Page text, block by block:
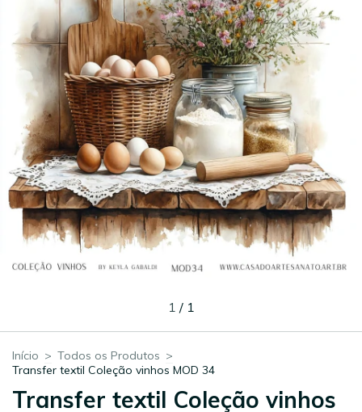
1 / 1
Início > Todos os Produtos >
Transfer textil Coleção vinhos MOD 34
Transfer textil Coleção vinhos